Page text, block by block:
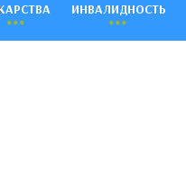
ИНВАЛИДНОСТЬ